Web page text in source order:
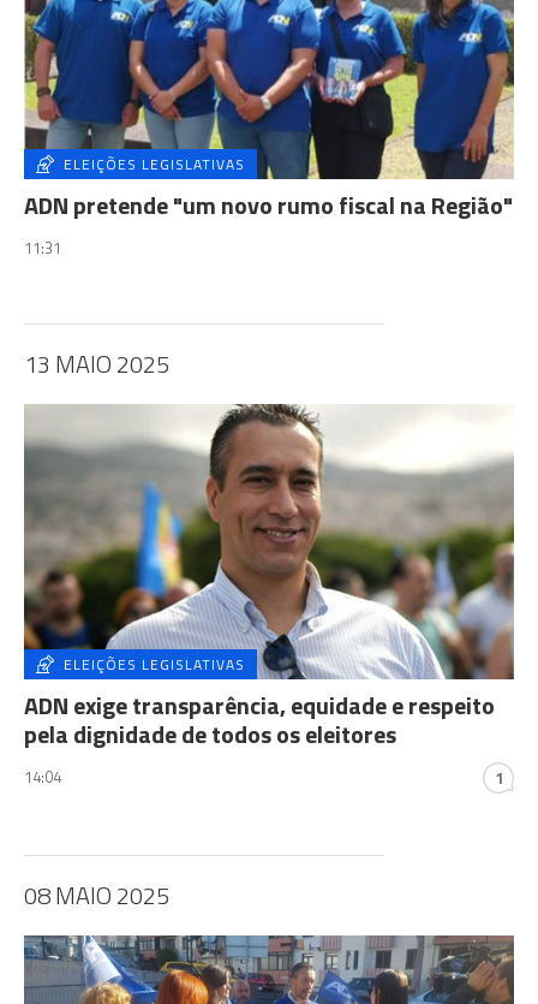
ELEIÇÕES LEGISLATIVAS
ADN pretende "um novo rumo fiscal na Região"
11:31
13 MAIO 2025
ELEIÇÕES LEGISLATIVAS
ADN exige transparência, equidade e respeito
pela dignidade de todos os eleitores
14:04 1
08 MAIO 2025